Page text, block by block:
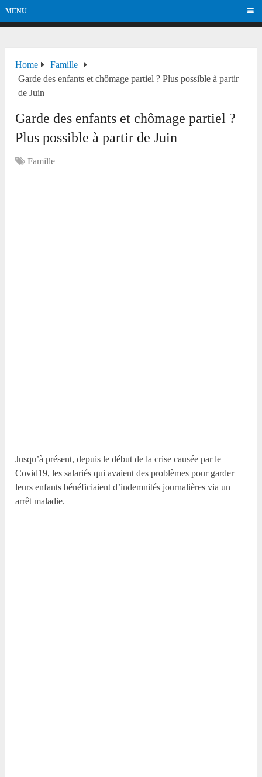
MENU
Home
Famille
Garde des enfants et chômage partiel ? Plus possible à partir
de Juin
Garde des enfants et chômage partiel ?
Plus possible à partir de Juin
Famille
Jusqu’à présent, depuis le début de la crise causée par le
Covid19, les salariés qui avaient des problèmes pour garder
leurs enfants bénéficiaient d’indemnités journalières via un
arrêt maladie.